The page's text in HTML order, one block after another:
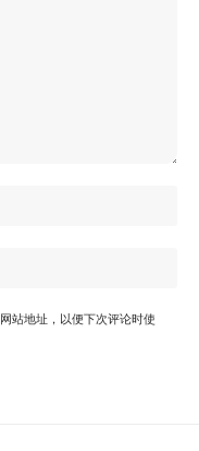
站地址，以便下次评论时使